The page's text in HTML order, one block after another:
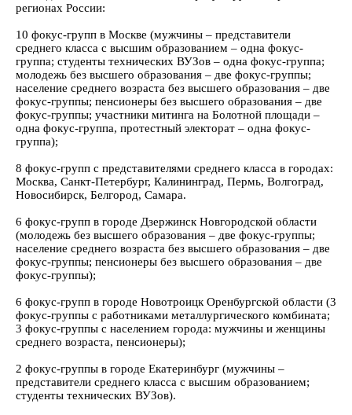
регионах России:
10 фокус-групп в Москве (мужчины – представители
среднего класса с высшим образованием – одна фокус-
группа; студенты технических ВУЗов – одна фокус-группа;
молодежь без высшего образования – две фокус-группы;
население среднего возраста без высшего образования – две
фокус-группы; пенсионеры без высшего образования – две
фокус-группы; участники митинга на Болотной площади –
одна фокус-группа, протестный электорат – одна фокус-
группа);
8 фокус-групп с представителями среднего класса в городах:
Москва, Санкт-Петербург, Калининград, Пермь, Волгоград,
Новосибирск, Белгород, Самара.
6 фокус-групп в городе Дзержинск Новгородской области
(молодежь без высшего образования – две фокус-группы;
население среднего возраста без высшего образования – две
фокус-группы; пенсионеры без высшего образования – две
фокус-группы);
6 фокус-групп в городе Новотроицк Оренбургской области (3
фокус-группы с работниками металлургического комбината;
3 фокус-группы с населением города: мужчины и женщины
среднего возраста, пенсионеры);
2 фокус-группы в городе Екатеринбург (мужчины –
представители среднего класса с высшим образованием;
студенты технических ВУЗов).